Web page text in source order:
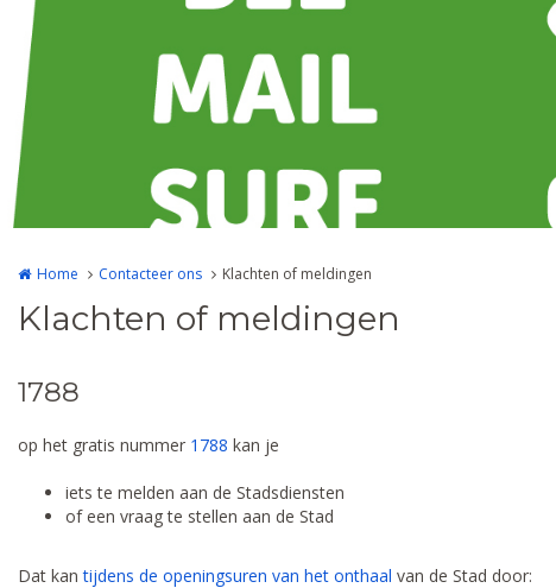
Home Contacteer ons Klachten of meldingen
Klachten of meldingen
1788
op het gratis nummer 1788 kan je
iets te melden aan de Stadsdiensten
of een vraag te stellen aan de Stad
Dat kantijdens de openingsuren van het onthaal van de Stad door: